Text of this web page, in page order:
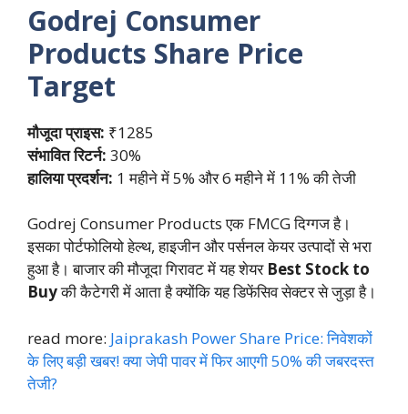
Godrej Consumer
Products Share Price
Target
मौजूदा प्राइस: ₹1285
संभावित रिटर्न: 30%
हालिया प्रदर्शन: 1 महीने में 5% और 6 महीने में 11% की तेजी
Godrej Consumer Products एक FMCG दिग्गज है।
इसका पोर्टफोलियो हेल्थ, हाइजीन और पर्सनल केयर उत्पादों से भरा
हुआ है। बाजार की मौजूदा गिरावट में यह शेयर Best Stock to
Buyकी कैटेगरी में आता है क्योंकि यह डिफेंसिव सेक्टर से जुड़ा है।
read more: Jaiprakash Power Share Price: निवेशकों
के लिए बड़ी खबर! क्या जेपी पावर में फिर आएगी 50% की जबरदस्त
तेजी?